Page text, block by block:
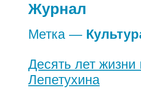
Журнал
Метка —
Десять лет
Лепетухина